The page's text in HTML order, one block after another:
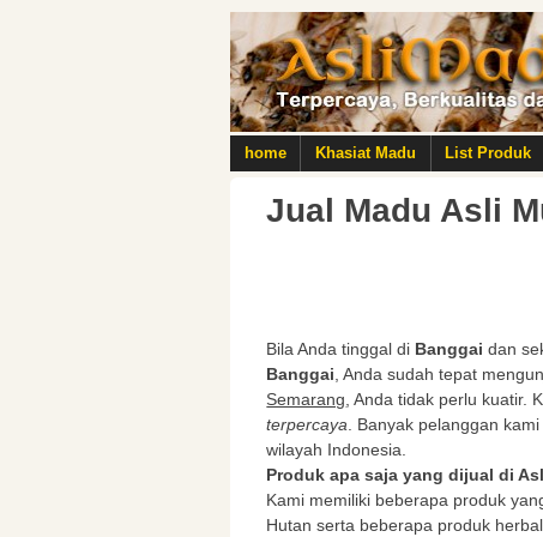
home Khasiat Madu List Produk
Jual Madu Asli
Bila Anda tinggal di Banggai dan
Banggai , Anda sudah tepat
Semarang , Anda tidak perlu kuatir.
terpercaya . Banyak pelanggan
wilayah Indonesia.
Produk apa saja yang dijual di
Kami memiliki beberapa produk
Hutan serta beberapa produk